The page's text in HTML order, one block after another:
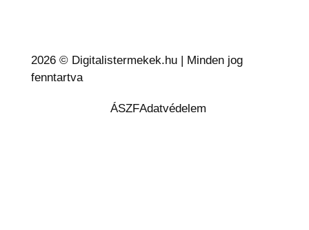
2026 © Digitalistermekek.hu | Minden jog
fenntartva
ÁSZFAdatvédelem